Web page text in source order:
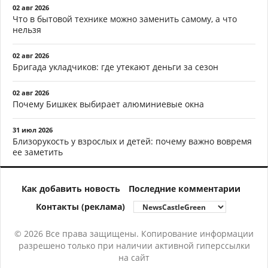
02 авг 2026
Что в бытовой технике можно заменить самому, а что
нельзя
02 авг 2026
Бригада укладчиков: где утекают деньги за сезон
02 авг 2026
Почему Бишкек выбирает алюминиевые окна
31 июл 2026
Близорукость у взрослых и детей: почему важно вовремя
ее заметить
Как добавить новость
Последние комментарии
Контакты (реклама)
© 2026 Все права защищены. Копирование информации
разрешено только при наличии активной гиперссылки
на сайт